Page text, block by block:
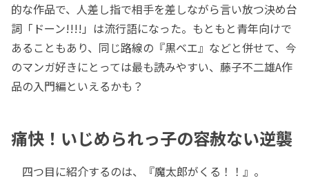
的な作品で、人差し指で相手を差しながら言い放つ決め台
詞「ドーン!!!!」は流行語になった。もともと青年向けで
あることもあり、同じ路線の『黒ベエ』などと併せて、今
のマンガ好きにとっては最も読みやすい、藤子不二雄A作
品の入門編といえるかも？
痛快！いじめられっ子の容赦ない逆襲
四つ目に紹介するのは、『魔太郎がくる！！』。